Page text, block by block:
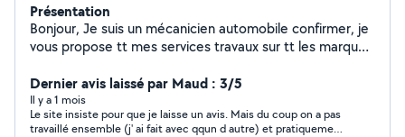
Présentation
Bonjour, Je suis un mécanicien automobile confirmer, je
vous propose tt mes services travaux sur tt les marques
Dernier avis laissé par Maud : 3/5
Il y a 1 mois
Le site insiste pour que je laisse un avis. Mais du coup on a pas
travaillé ensemble (j' ai fait avec qqun d autre) et pratiquement